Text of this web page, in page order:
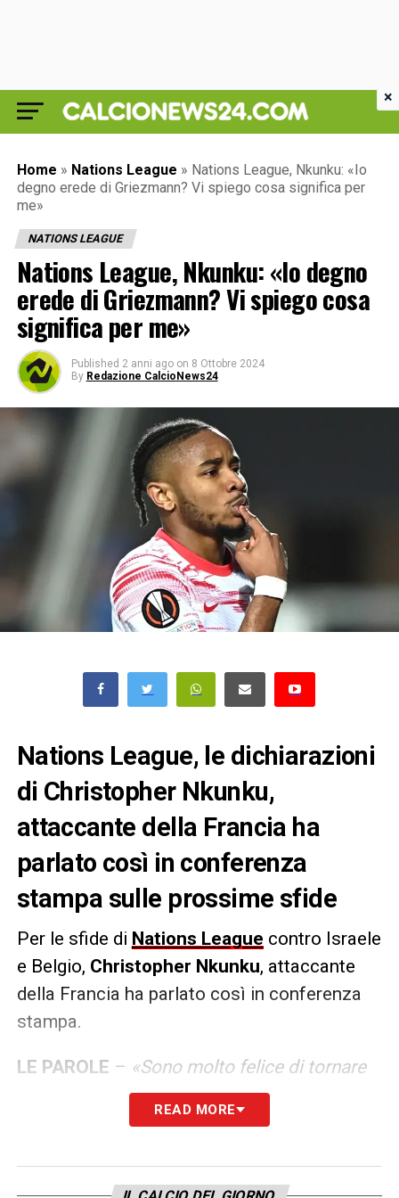
Home » Nations League » Nations League, Nkunku: «Io
degno erede di Griezmann? Vi spiego cosa significa per
me»
NATIONS LEAGUE
Nations League, Nkunku: «Io degno
erede di Griezmann? Vi spiego cosa
significa per me»
Published 2 anni ago on 8 Ottobre 2024
By Redazione CalcioNews24
Nations League, le dichiarazioni
di Christopher Nkunku,
attaccante della Francia ha
parlato così in conferenza
stampa sulle prossime sfide
Per le sfide di Nations League contro Israele
e Belgio, Christopher Nkunku, attaccante
della Francia ha parlato così in conferenza
stampa.
LE PAROLE – «Sono molto felice di tornare
nella squadra francese dopo più di un anno
di assenza, Antoine Griezmann ha lasciato
READ MORE
×